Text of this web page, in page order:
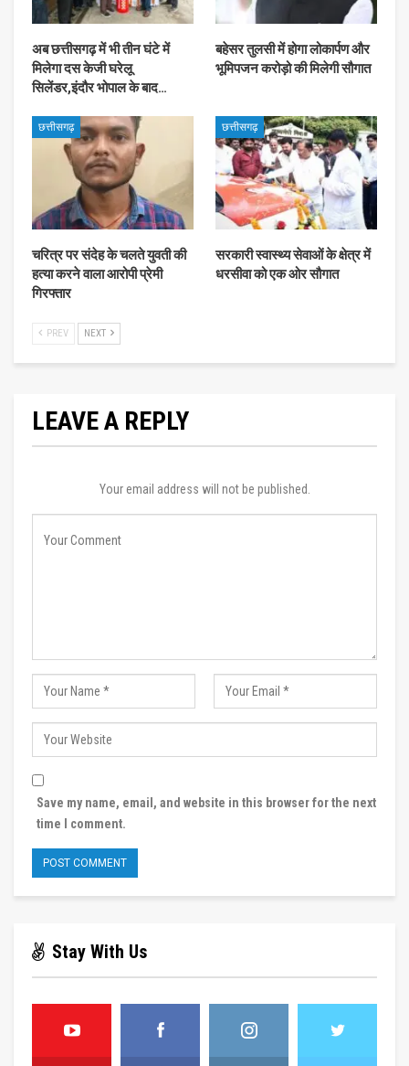
अब छत्तीसगढ़ में भी तीन घंटे में
मिलेगा दस केजी घरेलू
सिलेंडर,इंदौर भोपाल के बाद…
बहेसर तुलसी में होगा लोकार्पण और
भूमिपजन करोड़ो की मिलेगी सौगात
छत्तीसगढ़
चरित्र पर संदेह के चलते युवती की
हत्या करने वाला आरोपी प्रेमी
गिरफ्तार
छत्तीसगढ़
सरकारी स्वास्थ्य सेवाओं के क्षेत्र में
धरसीवा को एक ओर सौगात
PREV NEXT
LEAVE A REPLY
Your email address will not be published.
Save my name, email, and website in this browser for the next
time I comment.
Stay With Us